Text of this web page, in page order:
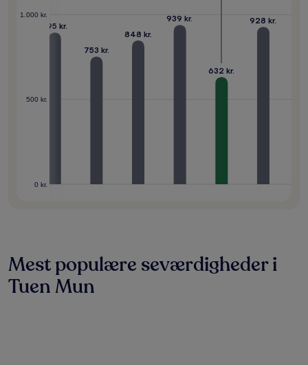
0 kr.
500 kr.
1.000 kr.
895 kr.
753 kr.
848 kr.
939 kr.
632 kr.
928 kr.
Mest populære seværdigheder i
Tuen Mun